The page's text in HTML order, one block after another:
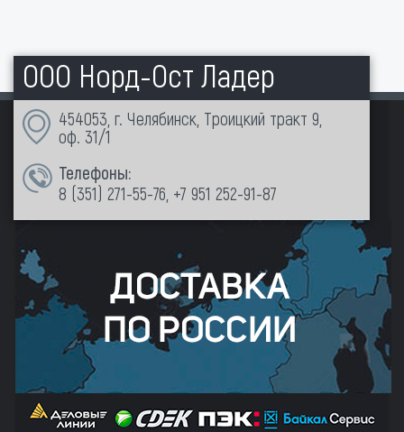
ООО Норд-Ост Ладер
454053, г. Челябинск, Троицкий тракт 9,
оф. 31/1
Телефоны:
8 (351) 271-55-76 +7 951 252-91-87